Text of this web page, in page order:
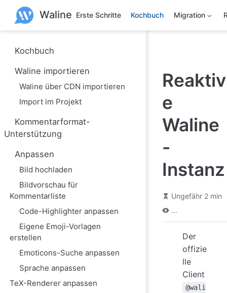
H
Waline Erste Schritte Kochbuch Migration
Kochbuch
Waline importieren
Waline über CDN importieren
Import im Projekt
Kommentarformat-
Unterstützung
Anpassen
Bild hochladen
Bildvorschau für
Kommentarliste
Code-Highlighter anpassen
Eigene Emoji-Vorlagen
erstellen
Emoticons-Suche anpassen
Sprache anpassen
TeX-Renderer anpassen
Reaktiv
e
Waline
-
Instanz
Ungefähr 2 min
...
Der
offizie
lle
Client
@wali